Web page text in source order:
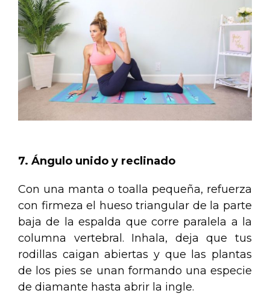
7. Ángulo unido y reclinado
Con una manta o toalla pequeña, refuerza
con firmeza el hueso triangular de la parte
baja de la espalda que corre paralela a la
columna vertebral. Inhala, deja que tus
rodillas caigan abiertas y que las plantas
de los pies se unan formando una especie
de diamante hasta abrir la ingle.